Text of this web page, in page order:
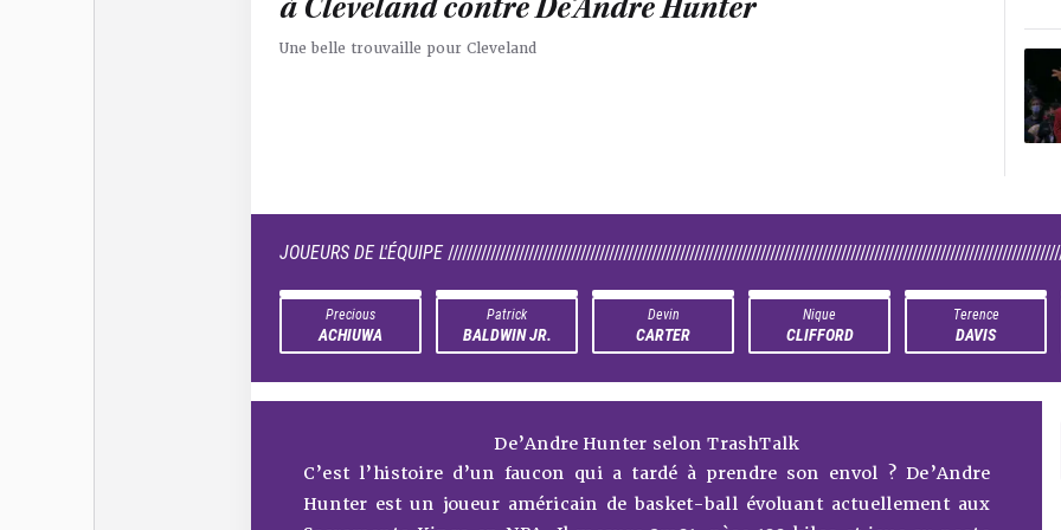
Une belle trouvaille pour Cleveland
JOUEURS DE L'ÉQUIPE
Precious
ACHIUWA
Patrick
BALDWIN JR.
Devin
CARTER
Nique
CLIFFORD
Terence
DAVIS
De’Andre Hunter selon TrashTalk
C’est l’histoire d’un faucon qui a tardé à prendre son envol ? De’Andre
Hunter est un joueur américain de basket-ball évoluant actuellement aux